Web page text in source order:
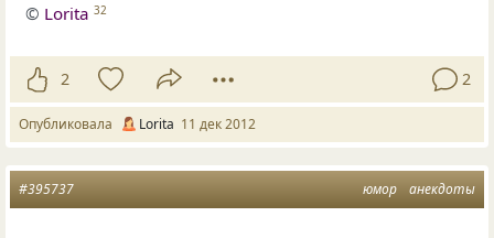
© Lorita 32
2 2
Опубликовала Lorita 11 дек 2012
юмор анекдоты
#395737